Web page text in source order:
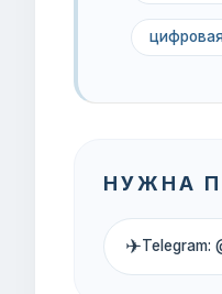
НУЖНА
✈Telegram: